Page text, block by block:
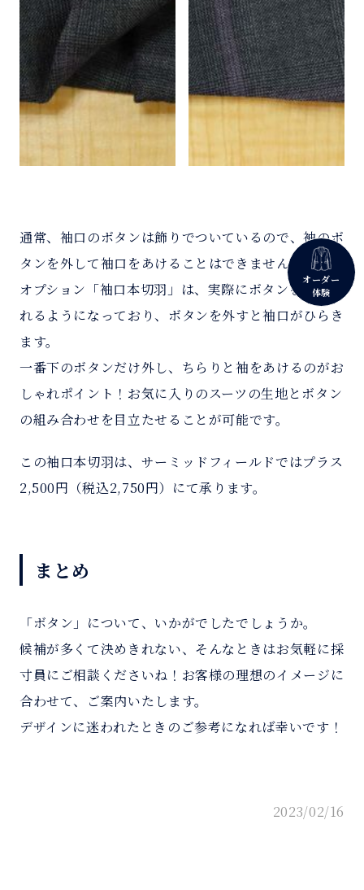
オーダー
体験
通常、袖口のボタンは飾りでついているので、袖のボ
タンを外して袖口をあけることはできません。
オプション「袖口本切羽」は、実際にボタンを留めら
れるようになっており、ボタンを外すと袖口がひらき
ます。
一番下のボタンだけ外し、ちらりと袖をあけるのがお
しゃれポイント！お気に入りのスーツの生地とボタン
の組み合わせを目立たせることが可能です。
この袖口本切羽は、サーミッドフィールドではプラス
2,500円（税込2,750円）にて承ります。
まとめ
「ボタン」について、いかがでしたでしょうか。
候補が多くて決めきれない、そんなときはお気軽に採
寸員にご相談くださいね！お客様の理想のイメージに
合わせて、ご案内いたします。
デザインに迷われたときのご参考になれば幸いです！
2023/02/16